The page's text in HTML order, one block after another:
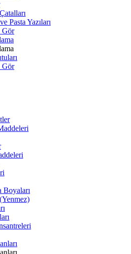
Pasta Yazıları
Gör
Gör
Boyaları